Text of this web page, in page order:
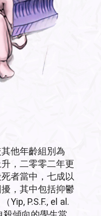
他年齡組別為
，二零零二年更
者當中，七成以
，其中包括抑鬱
Yip, P.S.F., el al.